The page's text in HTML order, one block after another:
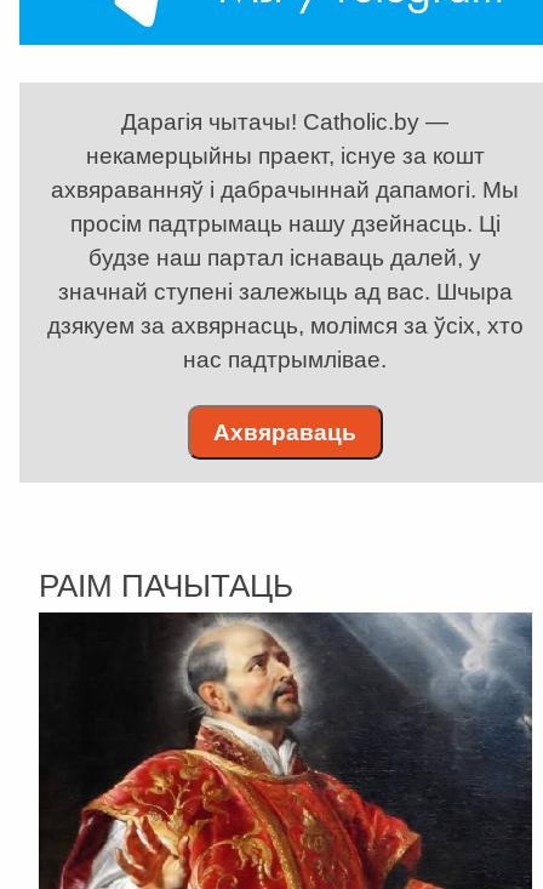
Дарагія чытачы! Catholic.by —
некамерцыйны праект, існуе за кошт
ахвяраванняў і дабрачыннай дапамогі. Мы
просім падтрымаць нашу дзейнасць. Ці
будзе наш партал існаваць далей, у
значнай ступені залежыць ад вас. Шчыра
дзякуем за ахвярнасць, молімся за ўсіх, хто
нас падтрымлівае.
Ахвяраваць
РАІМ ПАЧЫТАЦЬ